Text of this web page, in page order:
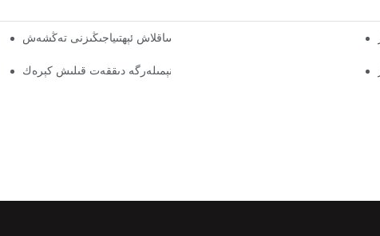
خاسلاشتۇرۇلغان پالتا تاقاش تاللانمىلىرى: ساقلاش ئېھتىياجىڭىزنى تەڭشەش
ھەر
ئامبار جازىسى تەمىنلىگۈچىلىرى: نېمىلەرگە دىققەت قىلىش كېرەك